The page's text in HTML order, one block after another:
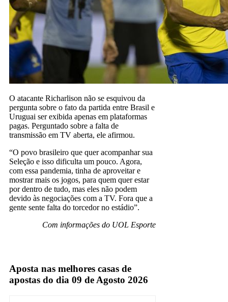
O atacante Richarlison não se esquivou da
pergunta sobre o fato da partida entre Brasil e
Uruguai ser exibida apenas em plataformas
pagas. Perguntado sobre a falta de
transmissão em TV aberta, ele afirmou.
“O povo brasileiro que quer acompanhar sua
Seleção e isso dificulta um pouco. Agora,
com essa pandemia, tinha de aproveitar e
mostrar mais os jogos, para quem quer estar
por dentro de tudo, mas eles não podem
devido às negociações com a TV. Fora que a
gente sente falta do torcedor no estádio”.
Com informações do UOL Esporte
Aposta nas melhores casas de
apostas do dia 09 de Agosto 2026